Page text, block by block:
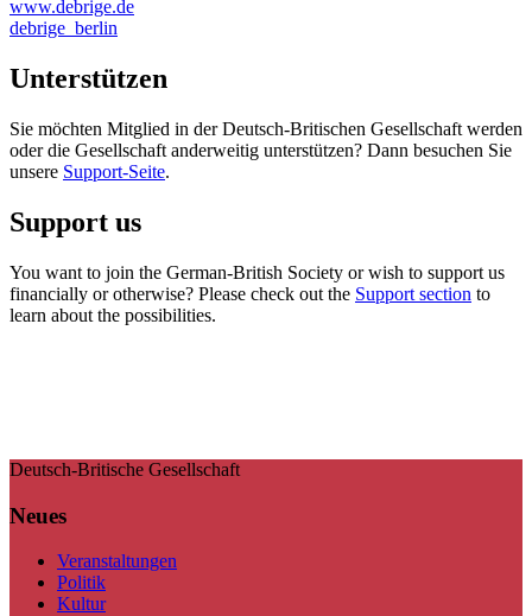
www.debrige.de
debrige_berlin
Unterstützen
Sie möchten Mitglied in der Deutsch-Britischen Gesellschaft werden
oder die Gesellschaft anderweitig unterstützen? Dann besuchen Sie
unsere Support-Seite.
Support us
You want to join the German-British Society or wish to support us
financially or otherwise? Please check out the Support section to
learn about the possibilities.
Deutsch-Britische Gesellschaft
Neues
Veranstaltungen
Politik
Kultur